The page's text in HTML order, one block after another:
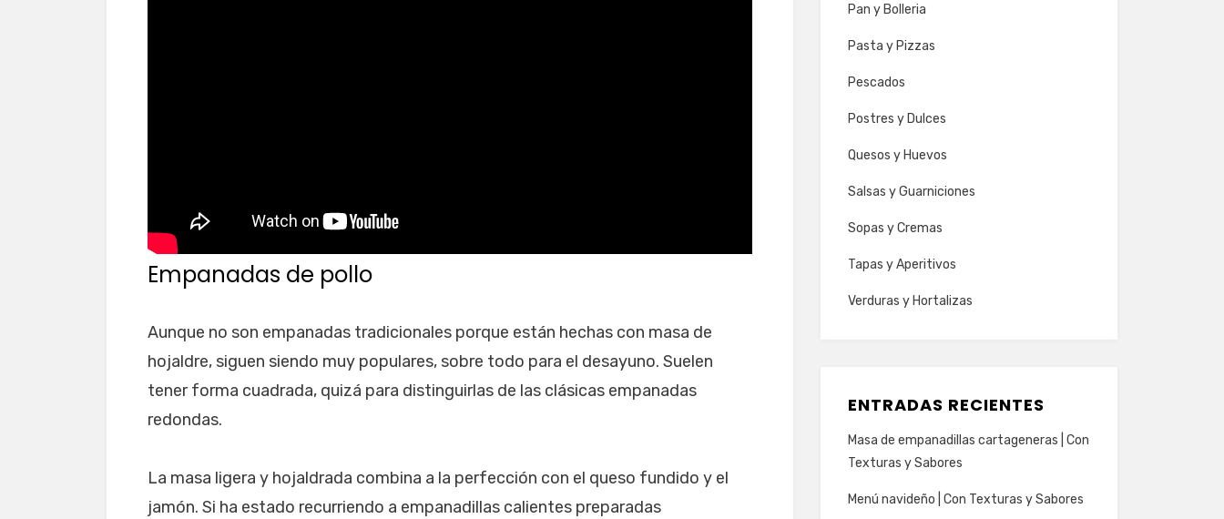
Empanadas de pollo
Aunque no son empanadas tradicionales porque están hechas con masa de
hojaldre, siguen siendo muy populares, sobre todo para el desayuno. Suelen
tener forma cuadrada, quizá para distinguirlas de las clásicas empanadas
redondas.
La masa ligera y hojaldrada combina a la perfección con el queso fundido y el
jamón. Si ha estado recurriendo a empanadillas calientes preparadas
Pan y Bolleria
Pasta y Pizzas
Pescados
Postres y Dulces
Quesos y Huevos
Salsas y Guarniciones
Sopas y Cremas
Tapas y Aperitivos
Verduras y Hortalizas
ENTRADAS RECIENTES
Masa de empanadillas cartageneras | Con
Texturas y Sabores
Menú navideño | Con Texturas y Sabores